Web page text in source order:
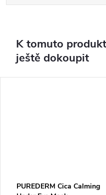
K tomuto
ještě dokoupit
PUREDERM Cica Calming